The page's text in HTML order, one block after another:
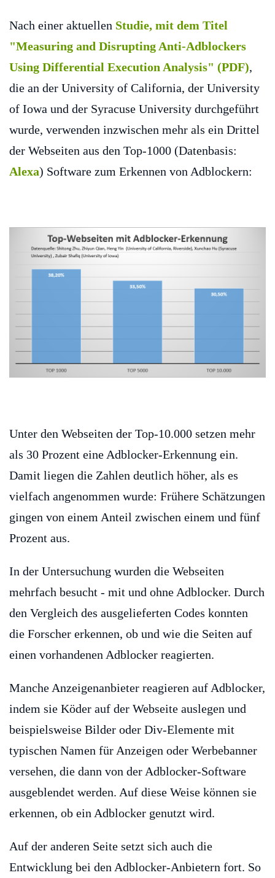
Nach einer aktuellen Studie, mit dem Titel
"Measuring and Disrupting Anti-Adblockers
Using Differential Execution Analysis" (PDF),
die an der University of California, der University
of Iowa und der Syracuse University durchgeführt
wurde, verwenden inzwischen mehr als ein Drittel
der Webseiten aus den Top-1000 (Datenbasis:
Alexa) Software zum Erkennen von Adblockern:
Unter den Webseiten der Top-10.000 setzen mehr
als 30 Prozent eine Adblocker-Erkennung ein.
Damit liegen die Zahlen deutlich höher, als es
vielfach angenommen wurde: Frühere Schätzungen
gingen von einem Anteil zwischen einem und fünf
Prozent aus.
In der Untersuchung wurden die Webseiten
mehrfach besucht - mit und ohne Adblocker. Durch
den Vergleich des ausgelieferten Codes konnten
die Forscher erkennen, ob und wie die Seiten auf
einen vorhandenen Adblocker reagierten.
Manche Anzeigenanbieter reagieren auf Adblocker,
indem sie Köder auf der Webseite auslegen und
beispielsweise Bilder oder Div-Elemente mit
typischen Namen für Anzeigen oder Werbebanner
versehen, die dann von der Adblocker-Software
ausgeblendet werden. Auf diese Weise können sie
erkennen, ob ein Adblocker genutzt wird.
Auf der anderen Seite setzt sich auch die
Entwicklung bei den Adblocker-Anbietern fort. So